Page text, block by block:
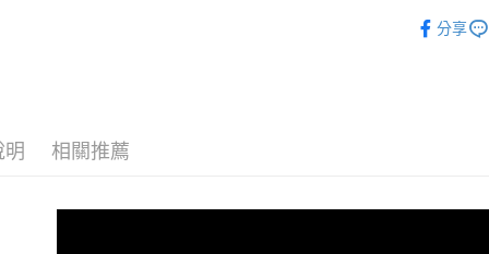
分享
明 相關推薦